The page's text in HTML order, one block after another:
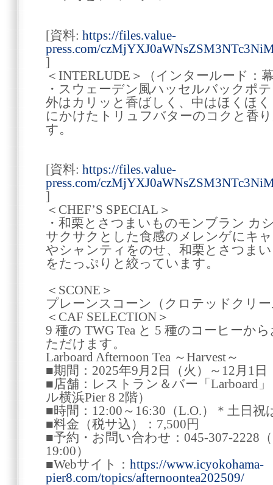
[資料: https://files.value-
press.com/
]
＜INTERLUDE＞（インタールード：
・スウェーデン風ハッセルバックポ
外はカリッと香ばしく、中はほくほ
にかけたトリュフバターのコクと香
す。
[資料: https://files.value-
press.com/
]
＜CHEF’S SPECIAL＞
・和栗とさつまいものモンブラン カ
サクサクとした食感のメレンゲにキ
やシャンティをのせ、和栗とさつま
をたっぷりと絞っています。
＜SCONE＞
プレーンスコーン（クロテッドクリ
＜CAF SELECTION＞
9 種の TWG Tea と 5 種のコーヒーか
ただけます。
Larboard Afternoon Tea ～Harvest～
■期間：2025年9月2日（火）～12月1日
■店舗：レストラン＆バー「Larboard
ル横浜Pier 8 2階）
■時間：12:00～16:30（L.O.）＊土日祝
■料金（税サ込）：7,500円
■予約・お問い合わせ：045-307-2228
19:00）
■Webサイト： https://www.icyokohama-
pier8.com/topics/afternoontea202509/